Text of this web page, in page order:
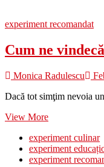
experiment recomandat
Cum ne
Monica Radulescu
Dacă tot simţim nevoia
View MoreCum
vindecăm
prin
joc
experiment culinar
experiment
experiment